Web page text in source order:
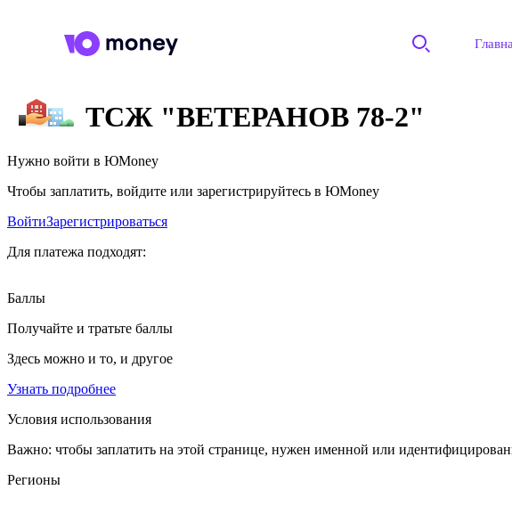
ТСЖ "ВЕТЕРАНОВ 78-2"
Нужно войти в ЮMoney
Чтобы заплатить, войдите или зарегистрируйтесь в ЮMoney
ВойтиЗарегистрироваться
Для платежа подходят:
Баллы
Получайте и тратьте баллы
Здесь можно и то, и другое
Узнать подробнее
Условия использования
Важно: чтобы заплатить на этой странице, нужен именной или
Регионы